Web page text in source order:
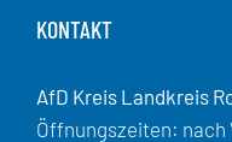
KONTAKT
AfD Kreis Landkreis
Öffnungszeiten: nach